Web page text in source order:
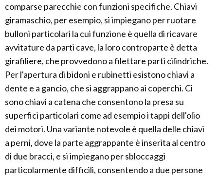
comparse parecchie con funzioni specifiche. Chiavi
giramaschio, per esempio, si impiegano per ruotare
bulloni particolari la cui funzione è quella di ricavare
avvitature da parti cave, la loro controparte è detta
girafiliere, che provvedono a filettare parti cilindriche.
Per l'apertura di bidoni e rubinetti esistono chiavi a
dente e a gancio, che si aggrappano ai coperchi. Ci
sono chiavi a catena che consentono la presa su
superfici particolari come ad esempio i tappi dell'olio
dei motori. Una variante notevole è quella delle chiavi
a perni, dove la parte aggrappante è inserita al centro
di due bracci, e si impiegano per sbloccaggi
particolarmente difficili, consentendo a due persone